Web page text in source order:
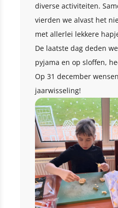
diverse activiteiten.
vierden we alvast het
met allerlei lekkere
De laatste dag deden
pyjama en op sloffen,
Op 31 december
jaarwisseling!